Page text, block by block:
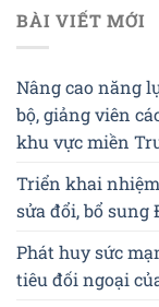
BÀI VIẾT MỚI
Nâng cao năng
bộ, giảng viên
khu vực miền
Triển khai
sửa đổi, bổ sung
Phát huy sức
tiêu đối ngoại